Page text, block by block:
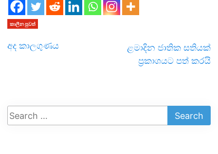
කාලීන පුවත්
අද කාලගුණය
ළමාදින ජාතික සතියක්
ප්‍රකාශයට පත් කරයි